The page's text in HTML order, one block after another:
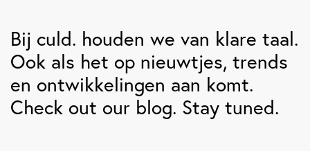
Bij culd. houden we van klare taal.
Ook als het op nieuwtjes, trends
en ontwikkelingen aan komt.
Check out our blog. Stay tuned.